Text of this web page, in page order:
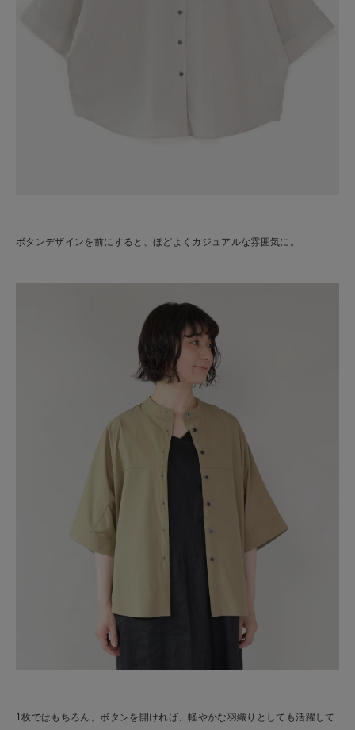
ボタンデザインを前にすると、ほどよくカジュアルな雰囲気に。
1枚ではもちろん、ボタンを開ければ、軽やかな羽織りとしても活躍して